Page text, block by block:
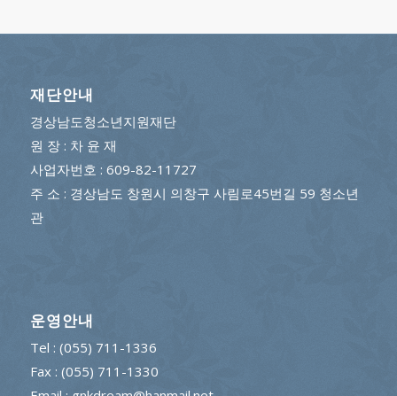
재단안내
경상남도청소년지원재단
원 장 : 차 윤 재
사업자번호 : 609-82-11727
주 소 : 경상남도 창원시 의창구 사림로45번길 59 청소년
관
운영안내
Tel : (055) 711-1336
Fax : (055) 711-1330